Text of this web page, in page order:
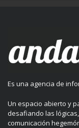
Es una agencia de
Un espacio abierto y
desafiando las
comunicación